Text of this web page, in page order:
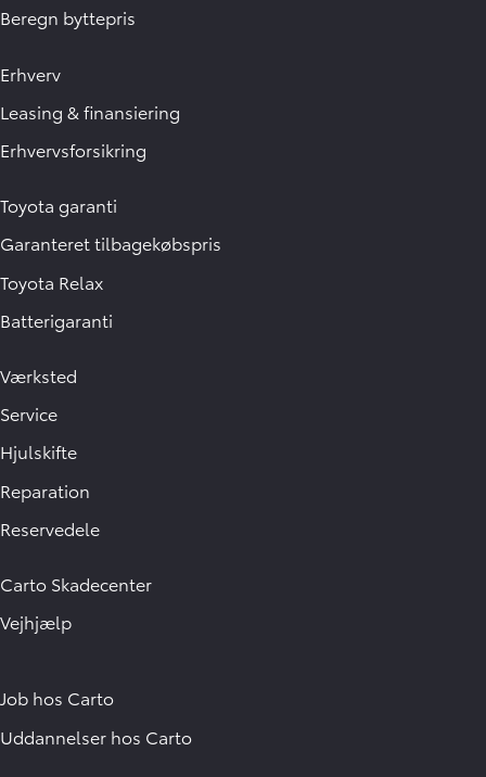
Beregn byttepris
Erhverv
Leasing & finansiering
Erhvervsforsikring
Toyota garanti
Garanteret tilbagekøbspris
Toyota Relax
Batterigaranti
Værksted
Service
Hjulskifte
Reparation
Reservedele
Carto Skadecenter
Vejhjælp
Job hos Carto
Uddannelser hos Carto